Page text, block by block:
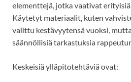
elementtejä, jotka vaativat
Käytetyt materiaalit, kuten
valittu kestävyytensä vuoksi,
säännöllisiä tarkastuksia
Keskeisiä ylläpitotehtäviä ovat: